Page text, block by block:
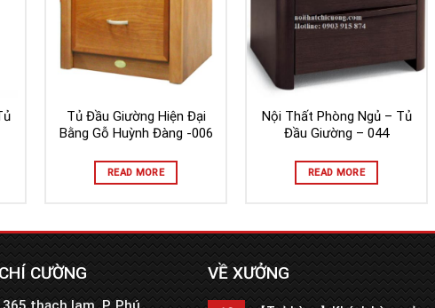
Tủ Đầu Giường Hiện Đại
Bằng Gỗ Huỳnh Đàng -006
READ MORE
Nội Thất Phòng Ngủ – Tủ
Đầu Giường – 044
READ MORE
CƯỜNG VỀ XƯỞNG